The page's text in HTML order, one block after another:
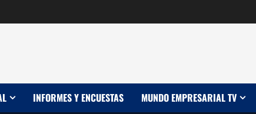
INFORMES Y ENCUESTAS MUNDO EMPRESARIAL TV